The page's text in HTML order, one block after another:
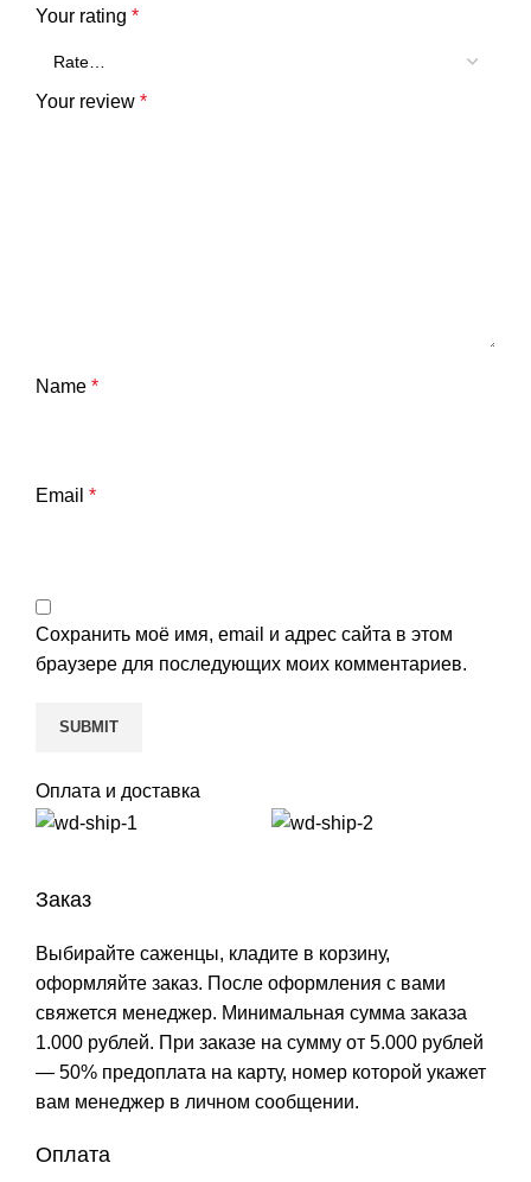
Your rating *
Your review *
Name *
Email *
Сохранить моё имя, email и адрес сайта в этом
браузере для последующих моих комментариев.
Оплата и доставка
Заказ
Выбирайте саженцы, кладите в корзину,
оформляйте заказ. После оформления с вами
свяжется менеджер. Минимальная сумма заказа
1.000 рублей. При заказе на сумму от 5.000 рублей
— 50% предоплата на карту, номер которой укажет
вам менеджер в личном сообщении.
Оплата